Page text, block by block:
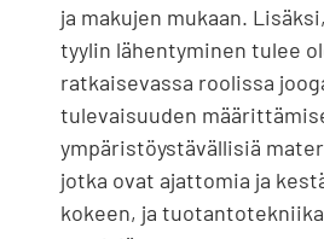
ja makujen mukaan.
tyylin lähentyminen tulee
ratkaisevassa roolissa
tulevaisuuden
ympäristöystävällisiä
jotka ovat ajattomia ja
kokeen, ja